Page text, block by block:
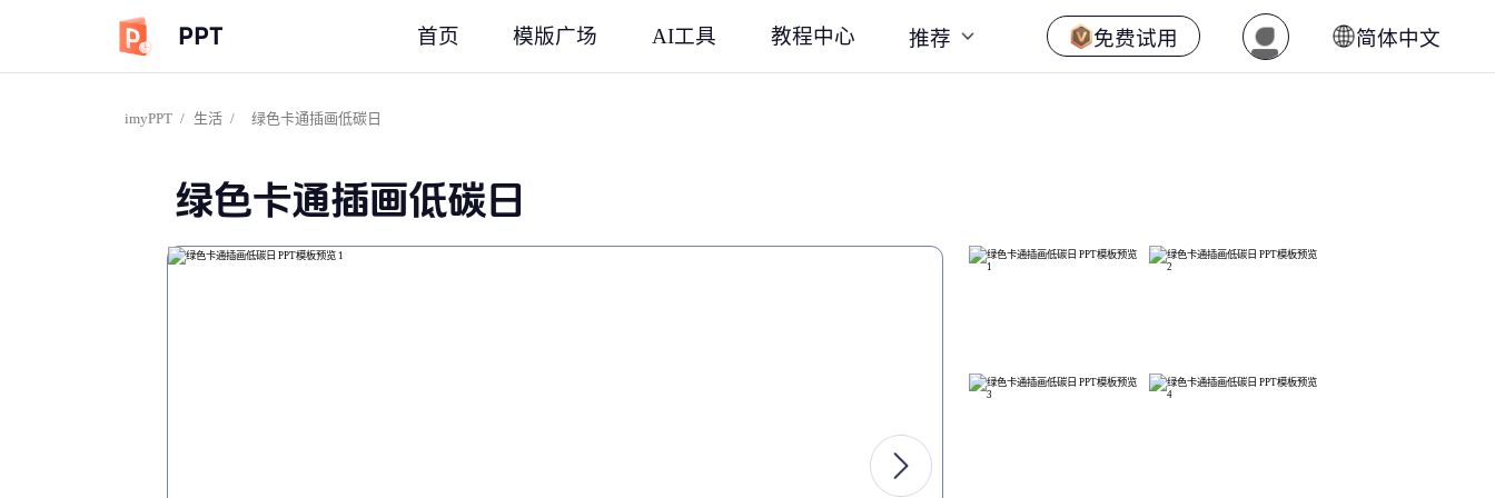
PPT 首页 模版广场 AI工具 教程中心 推荐 免费试用 简体中文
imyPPT / 生活 / 绿色卡通插画低碳日
绿色卡通插画低碳日